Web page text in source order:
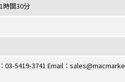
時間30分
03-5419-3741 Email：sales@macmarke